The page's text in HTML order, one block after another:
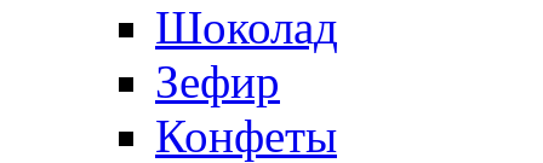
Шоколад
Зефир
Конфеты